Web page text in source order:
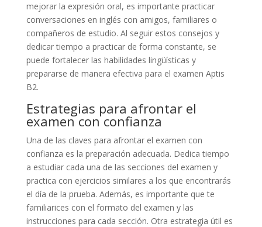
mejorar la expresión oral, es importante practicar
conversaciones en inglés con amigos, familiares o
compañeros de estudio. Al seguir estos consejos y
dedicar tiempo a practicar de forma constante, se
puede fortalecer las habilidades lingüísticas y
prepararse de manera efectiva para el examen Aptis
B2.
Estrategias para afrontar el
examen con confianza
Una de las claves para afrontar el examen con
confianza es la preparación adecuada. Dedica tiempo
a estudiar cada una de las secciones del examen y
practica con ejercicios similares a los que encontrarás
el día de la prueba. Además, es importante que te
familiarices con el formato del examen y las
instrucciones para cada sección. Otra estrategia útil es